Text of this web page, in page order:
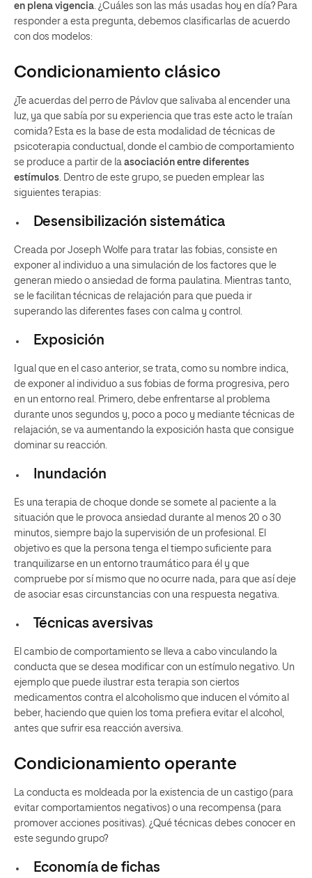
en plena vigencia. ¿Cuáles son las más usadas hoy en día? Para
responder a esta pregunta, debemos clasificarlas de acuerdo
con dos modelos:
Condicionamiento clásico
¿Te acuerdas del perro de Pávlov que salivaba al encender una
luz, ya que sabía por su experiencia que tras este acto le traían
comida? Esta es la base de esta modalidad de técnicas de
psicoterapia conductual, donde el cambio de comportamiento
se produce a partir de la asociación entre diferentes
estímulos. Dentro de este grupo, se pueden emplear las
siguientes terapias:
Desensibilización sistemática
Creada por Joseph Wolfe para tratar las fobias, consiste en
exponer al individuo a una simulación de los factores que le
generan miedo o ansiedad de forma paulatina. Mientras tanto,
se le facilitan técnicas de relajación para que pueda ir
superando las diferentes fases con calma y control.
Exposición
Igual que en el caso anterior, se trata, como su nombre indica,
de exponer al individuo a sus fobias de forma progresiva, pero
en un entorno real. Primero, debe enfrentarse al problema
durante unos segundos y, poco a poco y mediante técnicas de
relajación, se va aumentando la exposición hasta que consigue
dominar su reacción.
Inundación
Es una terapia de choque donde se somete al paciente a la
situación que le provoca ansiedad durante al menos 20 o 30
minutos, siempre bajo la supervisión de un profesional. El
objetivo es que la persona tenga el tiempo suficiente para
tranquilizarse en un entorno traumático para él y que
compruebe por sí mismo que no ocurre nada, para que así deje
de asociar esas circunstancias con una respuesta negativa.
Técnicas aversivas
El cambio de comportamiento se lleva a cabo vinculando la
conducta que se desea modificar con un estímulo negativo. Un
ejemplo que puede ilustrar esta terapia son ciertos
medicamentos contra el alcoholismo que inducen el vómito al
beber, haciendo que quien los toma prefiera evitar el alcohol,
antes que sufrir esa reacción aversiva.
Condicionamiento operante
La conducta es moldeada por la existencia de un castigo (para
evitar comportamientos negativos) o una recompensa (para
promover acciones positivas). ¿Qué técnicas debes conocer en
este segundo grupo?
Economía de fichas